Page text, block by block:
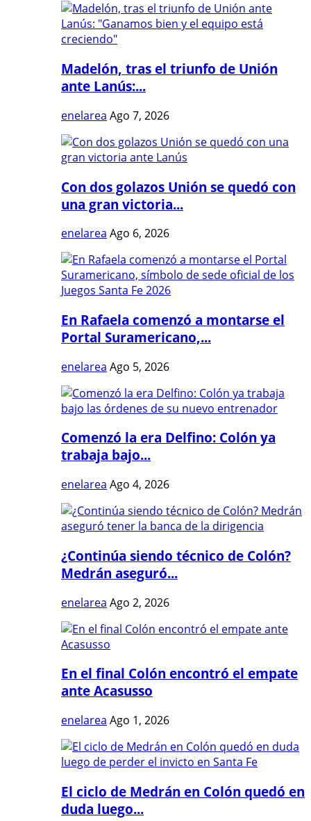
Madelón, tras el triunfo de Unión
ante Lanús:...
enelarea Ago 7, 2026
Con dos golazos Unión se quedó con
una gran victoria...
enelarea Ago 6, 2026
En Rafaela comenzó a montarse el
Portal Suramericano,...
enelarea Ago 5, 2026
Comenzó la era Delfino: Colón ya
trabaja bajo...
enelarea Ago 4, 2026
¿Continúa siendo técnico de Colón?
Medrán aseguró...
enelarea Ago 2, 2026
En el final Colón encontró el empate
ante Acasusso
enelarea Ago 1, 2026
El ciclo de Medrán en Colón quedó en
duda luego...